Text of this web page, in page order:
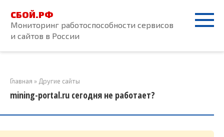
контенту
СБОЙ.РФ
Мониторинг работоспособности сервисов
и сайтов в России
Главная » Другие сайты
mining-portal.ru сегодня не работает?